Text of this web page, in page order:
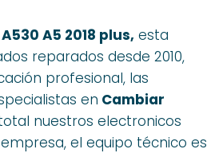
A5 2018 plus, esta
reparados desde 2010,
profesional, las
en Cambiar
nuestros electronicos
el equipo técnico es